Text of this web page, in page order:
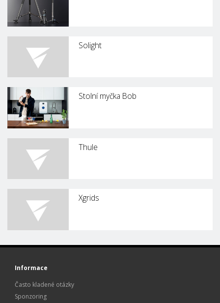
Solight
Stolní myčka Bob
Thule
Xgrids
Informace
Často kladené otázky
Sponzoring